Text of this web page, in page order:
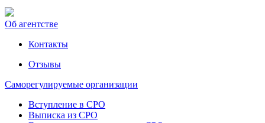
Об агентстве
Контакты
Отзывы
Саморегулируемые организации
Вступление в СРО
Выписка из СРО